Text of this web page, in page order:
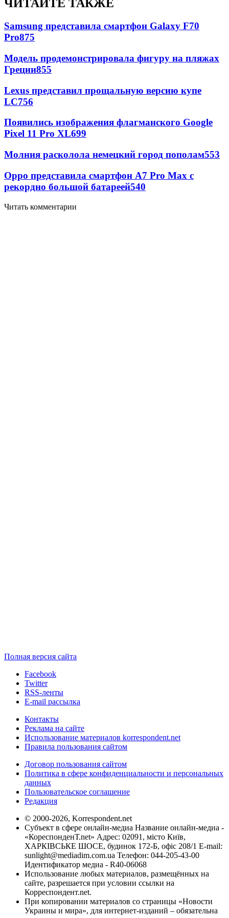
ЧИТАЙТЕ ТАКЖЕ
Samsung представила смартфон Galaxy F70
Pro875
Модель продемонстрировала фигуру на пляжах
Греции855
Lexus представил прощальную версию купе
LC756
Появились изображения флагманского Google
Pixel 11 Pro XL699
Молния расколола немецкий город пополам553
Oppo представила смартфон A7 Pro Max с
рекордно большой батареей540
Читать комментарии
Полная версия сайта
Facebook
Twitter
RSS-ленты
E-mail рассылка
Контакты
Реклама на сайте
Использование материалов korrespondent.net
Правила пользования сайтом
Договор пользования сайтом
Политика в сфере конфиденциальности и персональных
данных
Пользовательское соглашение
Редакция
© 2000-2026, Korrespondent.net
Субъект в сфере онлайн-медиа Название онлайн-медиа -
«КореспонденТ.net» Адрес: 02091, місто Київ,
ХАРКІВСЬКЕ ШОСЕ, будинок 172-Б, офіс 208/1 E-mail:
sunlight@mediadim.com.ua Телефон: 044-205-43-00
Идентификатор медиа - R40-06068
Использование любых материалов, размещённых на
сайте, разрешается при условии ссылки на
Корреспондент.net.
При копировании материалов со страницы «Новости
Украины и мира», для интернет-изданий – обязательна